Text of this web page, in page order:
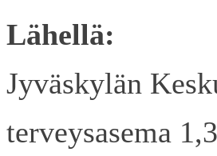
Lähellä:
Jyväskylän
terveysasema